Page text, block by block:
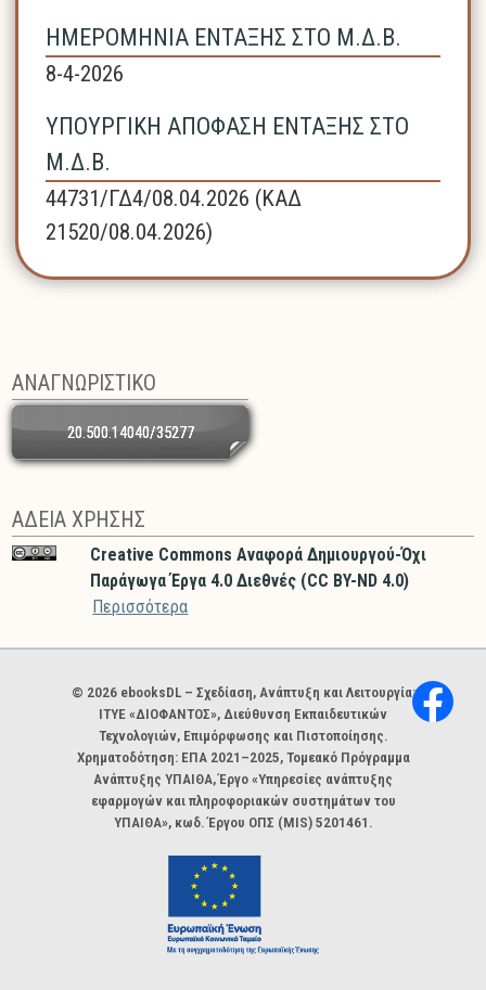
ΗΜΕΡΟΜΗΝΙΑ ΕΝΤΑΞΗΣ ΣΤΟ Μ.Δ.Β.
8-4-2026
ΥΠΟΥΡΓΙΚΗ ΑΠΟΦΑΣΗ ΕΝΤΑΞΗΣ ΣΤΟ
Μ.Δ.Β.
44731/ΓΔ4/08.04.2026 (ΚΑΔ
21520/08.04.2026)
ΑΝΑΓΝΩΡΙΣΤΙΚΟ
20.500.14040/35277
ΑΔΕΙΑ ΧΡΗΣΗΣ
Creative Commons Αναφορά Δημιουργού-Όχι
Παράγωγα Έργα 4.0 Διεθνές (CC BY-ND 4.0)
Περισσότερα
Χορηγοί και φορείς
© 2026 ebooksDL – Σχεδίαση, Ανάπτυξη και Λειτουργία:
ΙΤΥΕ «ΔΙΟΦΑΝΤΟΣ», Διεύθυνση Εκπαιδευτικών
Τεχνολογιών, Επιμόρφωσης και Πιστοποίησης.
Χρηματοδότηση: ΕΠΑ 2021–2025, Τομεακό Πρόγραμμα
Ανάπτυξης ΥΠΑΙΘΑ, Έργο «Υπηρεσίες ανάπτυξης
εφαρμογών και πληροφοριακών συστημάτων του
ΥΠΑΙΘΑ», κωδ. Έργου ΟΠΣ (MIS) 5201461.